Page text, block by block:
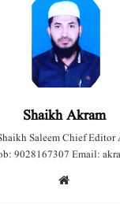
Shaikh Akram
Saleem Chief Editor
9028167307 Email: